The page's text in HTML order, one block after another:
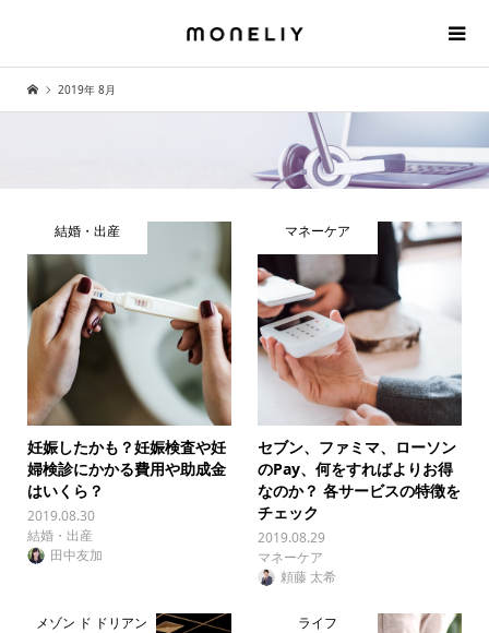
2019年 8月
結婚・出産
妊娠したかも？妊娠検査や妊
婦検診にかかる費用や助成金
はいくら？
2019.08.30
結婚・出産
田中友加
マネーケア
セブン、ファミマ、ローソン
のPay、何をすればよりお得
なのか？ 各サービスの特徴を
チェック
2019.08.29
マネーケア
頼藤 太希
メゾン ド ドリアン ライフ